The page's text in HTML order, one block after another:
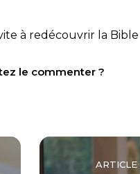
à redécouvrir la
le commenter ?
ARTICLE